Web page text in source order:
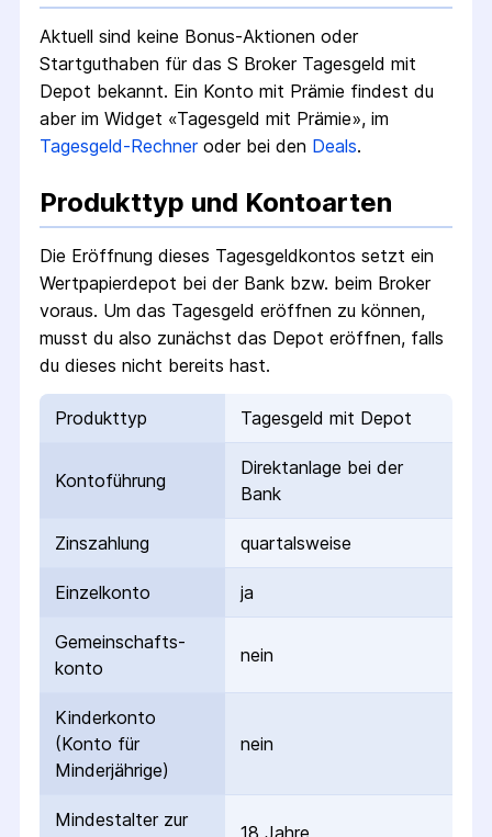
Aktuell sind keine Bonus-Aktionen oder
Startguthaben für das S Broker Tagesgeld mit
Depot bekannt. Ein Konto mit Prämie findest du
aber im Widget «Tagesgeld mit Prämie», im
Tagesgeld-Rechneroder bei den Deals.
Produkttyp und Kontoarten
Die Eröffnung dieses Tagesgeldkontos setzt ein
Wertpapierdepot bei der Bank bzw. beim Broker
voraus. Um das Tagesgeld eröffnen zu können,
musst du also zunächst das Depot eröffnen, falls
du dieses nicht bereits hast.
Produkttyp Tagesgeld mit Depot
Kontoführung
Direktanlage bei der
Bank
Zinszahlung quartalsweise
Einzelkonto ja
Gemeinschafts­
konto
nein
Kinderkonto
(Konto für
Minderjährige)
nein
Mindestalter zur
18 Jahre